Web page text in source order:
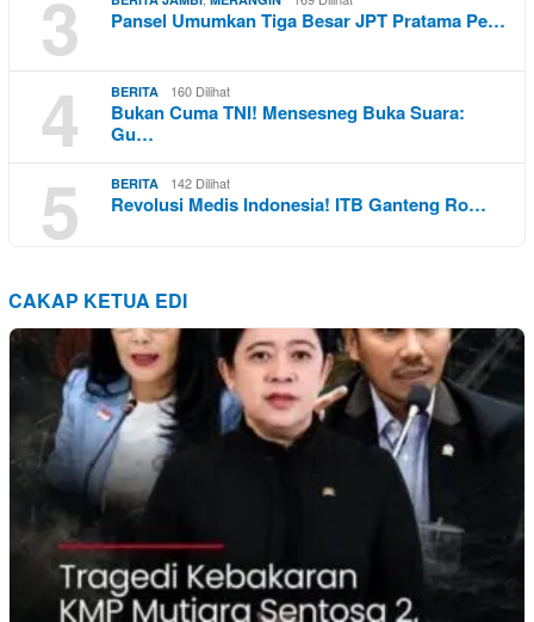
3 Pansel Umumkan Tiga Besar JPT Pratama Pe…
4 BERITA 160 Dilihat
Bukan Cuma TNI! Mensesneg Buka Suara:
Gu…
5 BERITA 142 Dilihat
Revolusi Medis Indonesia! ITB Ganteng Ro…
CAKAP KETUA EDI